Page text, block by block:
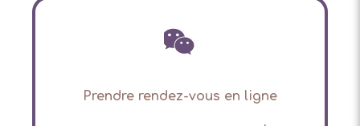
Prendre rendez-vous en ligne